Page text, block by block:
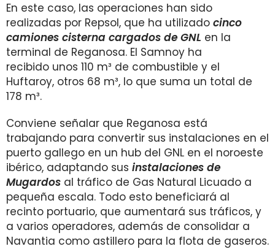
En este caso, las operaciones han sido
realizadas por Repsol, que ha utilizado cinco
camiones cisterna cargados de GNL en la
terminal de Reganosa. El Samnoy ha
recibido unos 110 m³ de combustible y el
Huftaroy, otros 68 m³, lo que suma un total de
178 m³.
Conviene señalar que Reganosa está
trabajando para convertir sus instalaciones en el
puerto gallego en un hub del GNL en el noroeste
ibérico, adaptando sus instalaciones de
Mugardos al tráfico de Gas Natural Licuado a
pequeña escala. Todo esto beneficiará al
recinto portuario, que aumentará sus tráficos, y
a varios operadores, además de consolidar a
Navantia como astillero para la flota de gaseros.